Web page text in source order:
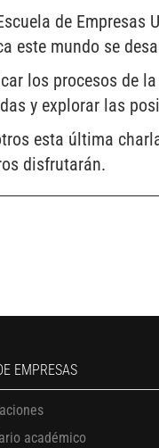
de
este mundo se
los procesos de
y explorar las
esta última
disfrutarán.
EMPRESAS
académico